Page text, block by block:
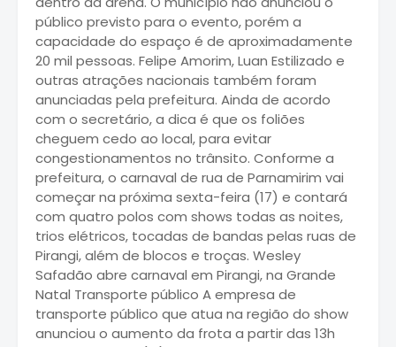
público previsto para o evento, porém a
capacidade do espaço é de aproximadamente
20 mil pessoas. Felipe Amorim, Luan Estilizado e
outras atrações nacionais também foram
anunciadas pela prefeitura. Ainda de acordo
com o secretário, a dica é que os foliões
cheguem cedo ao local, para evitar
congestionamentos no trânsito. Conforme a
prefeitura, o carnaval de rua de Parnamirim vai
começar na próxima sexta-feira (17) e contará
com quatro polos com shows todas as noites,
trios elétricos, tocadas de bandas pelas ruas de
Pirangi, além de blocos e troças. Wesley
Safadão abre carnaval em Pirangi, na Grande
Natal Transporte público A empresa de
transporte público que atua na região do show
anunciou o aumento da frota a partir das 13h